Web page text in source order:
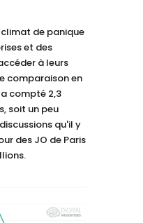
de panique
et des
à leurs
comparaison en
compté 2,3
soit un peu
qu'il y
des JO de Paris